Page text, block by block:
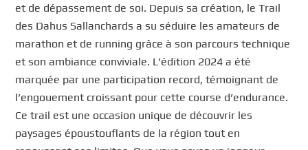
et de dépassement de soi. Depuis sa création, le Trail
des Dahus Sallanchards a su séduire les amateurs de
marathon et de running grâce à son parcours technique
et son ambiance conviviale. L’édition 2024 a été
marquée par une participation record, témoignant de
l’engouement croissant pour cette course d’endurance.
Ce trail est une occasion unique de découvrir les
paysages époustouflants de la région tout en